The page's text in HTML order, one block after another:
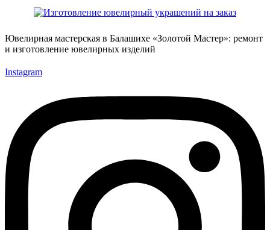
Ювелирная мастерская в Балашихе «Золотой Мастер»: ремонт
и изготовление ювелирных изделий
Instagram